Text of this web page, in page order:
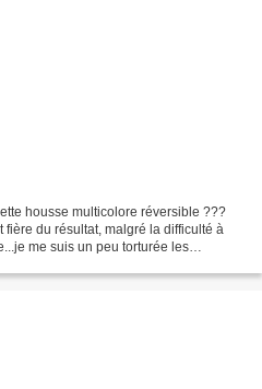
housse multicolore réversible ???
du résultat, malgré la difficulté à
me suis un peu torturée les